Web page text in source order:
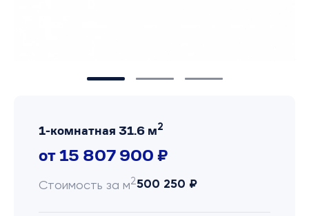
1-комнатная 31.6 м2
от 15 807 900 ₽
Стоимость за м2500 250 ₽